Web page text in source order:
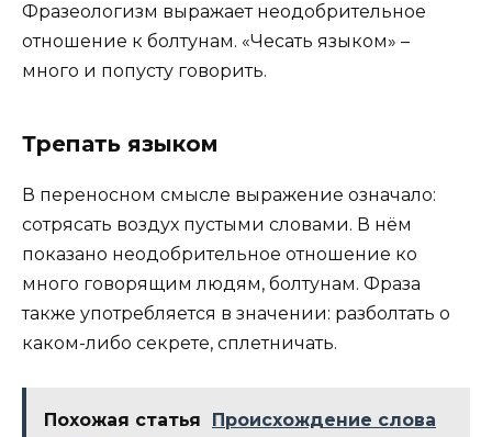
Фразеологизм выражает неодобрительное
отношение к болтунам. «Чесать языком» –
много и попусту говорить.
Трепать языком
В переносном смысле выражение означало:
сотрясать воздух пустыми словами. В нём
показано неодобрительное отношение ко
много говорящим людям, болтунам. Фраза
также употребляется в значении: разболтать о
каком-либо секрете, сплетничать.
Похожая статья
Происхождение слова